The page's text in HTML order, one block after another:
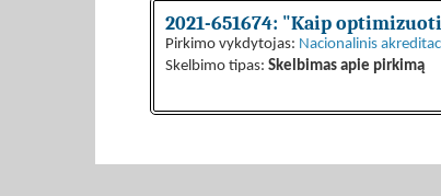
2021-651674: "Kaip
Pirkimo vykdytojas: Nacionalinis
Skelbimo tipas: Skelbimas apie pirkimą